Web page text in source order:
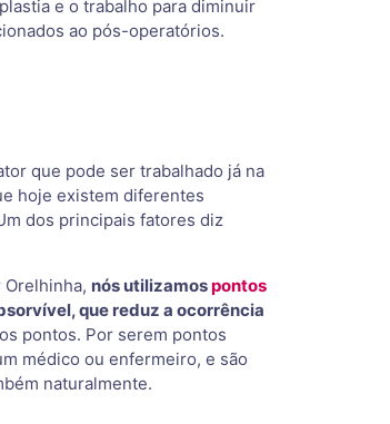
e o trabalho para diminuir
ao pós-operatórios.
que pode ser trabalhado já na
hoje existem diferentes
dos principais fatores diz
nós utilizamospontos
que reduz a ocorrência
pontos. Por serem pontos
médico ou enfermeiro, e são
naturalmente.